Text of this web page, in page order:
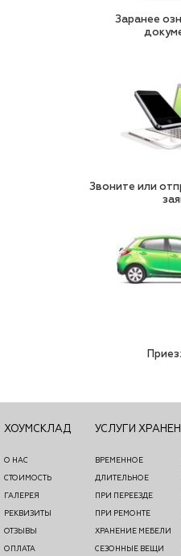
Заранее
Звоните или
ХОУМСКЛАД
О НАС
СТОИМОСТЬ
ГАЛЕРЕЯ
РЕКВИЗИТЫ
ОТЗЫВЫ
ОПЛАТА
УСЛУГИ
ВРЕМЕННОЕ
ДЛИТЕЛЬНОЕ
ПРИ ПЕРЕЕЗДЕ
ПРИ РЕМОНТЕ
ХРАНЕНИЕ МЕБЕЛИ
СЕЗОННЫЕ ВЕЩИ